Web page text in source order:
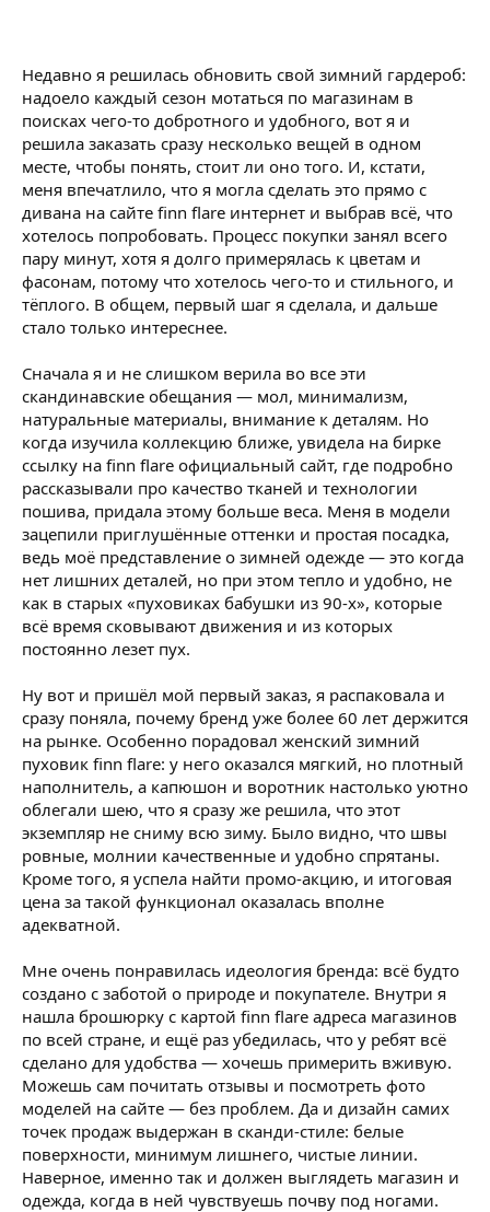
Недавно я решилась обновить свой зимний гардероб:
надоело каждый сезон мотаться по магазинам в
поисках чего-то добротного и удобного, вот я и
решила заказать сразу несколько вещей в одном
месте, чтобы понять, стоит ли оно того. И, кстати,
меня впечатлило, что я могла сделать это прямо с
дивана на сайте finn flare интернет и выбрав всё, что
хотелось попробовать. Процесс покупки занял всего
пару минут, хотя я долго примерялась к цветам и
фасонам, потому что хотелось чего-то и стильного, и
тёплого. В общем, первый шаг я сделала, и дальше
стало только интереснее.
Сначала я и не слишком верила во все эти
скандинавские обещания — мол, минимализм,
натуральные материалы, внимание к деталям. Но
когда изучила коллекцию ближе, увидела на бирке
ссылку на finn flare официальный сайт, где подробно
рассказывали про качество тканей и технологии
пошива, придала этому больше веса. Меня в модели
зацепили приглушённые оттенки и простая посадка,
ведь моё представление о зимней одежде — это когда
нет лишних деталей, но при этом тепло и удобно, не
как в старых «пуховиках бабушки из 90-х», которые
всё время сковывают движения и из которых
постоянно лезет пух.
Ну вот и пришёл мой первый заказ, я распаковала и
сразу поняла, почему бренд уже более 60 лет держится
на рынке. Особенно порадовал женский зимний
пуховик finn flare: у него оказался мягкий, но плотный
наполнитель, а капюшон и воротник настолько уютно
облегали шею, что я сразу же решила, что этот
экземпляр не сниму всю зиму. Было видно, что швы
ровные, молнии качественные и удобно спрятаны.
Кроме того, я успела найти промо-акцию, и итоговая
цена за такой функционал оказалась вполне
адекватной.
Мне очень понравилась идеология бренда: всё будто
создано с заботой о природе и покупателе. Внутри я
нашла брошюрку с картой finn flare адреса магазинов
по всей стране, и ещё раз убедилась, что у ребят всё
сделано для удобства — хочешь примерить вживую.
Можешь сам почитать отзывы и посмотреть фото
моделей на сайте — без проблем. Да и дизайн самих
точек продаж выдержан в сканди-стиле: белые
поверхности, минимум лишнего, чистые линии.
Наверное, именно так и должен выглядеть магазин и
одежда, когда в ней чувствуешь почву под ногами.